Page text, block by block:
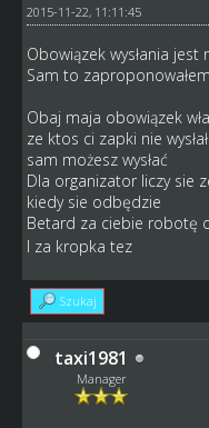
2015-11-22, 11:11:45
Obowiązek wysłania jest
Sam to
Obaj maja obowiązek
ze ktos ci zapki nie
sam możesz wysłać
Dla organizator liczy sie
kiedy sie odbędzie
Betard za ciebie robotę
I za kropka tez
Szukaj
taxi1981
Manager